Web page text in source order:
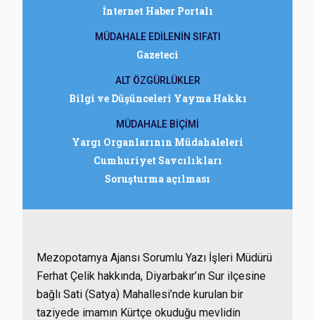
İnternet Haber Portalı
MÜDAHALE EDİLENİN SIFATI
Gazeteci
ALT ÖZGÜRLÜKLER
Bilgi ve Düşünceleri Yayma Hakkı
MÜDAHALE BİÇİMİ
Yargı Organlarının Müdahaleleri
Cumhuriyet Savcılıkları
Soruşturma açılması
Mezopotamya Ajansı Sorumlu Yazı İşleri Müdürü
Ferhat Çelik hakkında, Diyarbakır’ın Sur ilçesine
bağlı Sati (Satya) Mahallesi’nde kurulan bir
taziyede imamın Kürtçe okuduğu mevlidin